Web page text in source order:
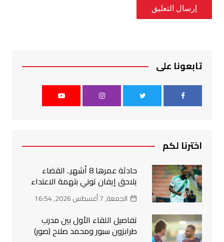
تابعونا على
اخترنا لكم
حادثة عمرها 8 أشهر.. القضاء
يلاحق إيفان توني بتهمة الاعتداء
الجمعة, 7 أغسطس 2026, 16:54
تفاصيل اللقاء الأول بين مدرب
طرابزون سبور ومحمد صلاح (صور)